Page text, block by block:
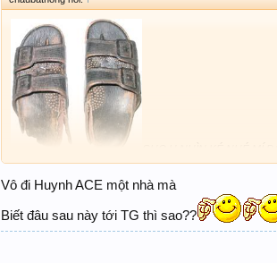
KO BÍT CHÉM CHỈ THÍT NHÌN THUI
Vô đi Huynh ACE một nhà mà
Biết đâu sau này tới TG thì sao??